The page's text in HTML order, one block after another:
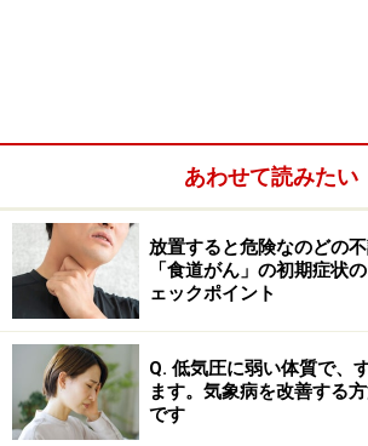
「扇風機の風に当たりすぎ
当か？ 都市伝説の真偽
かつて、「Fan Death（扇風機死）」
題になったことがあります。「寝てい
けっぱなしにすると、低体温症になり
話です。
あわせて読みたい
放置すると危険なのどの
「食道がん」の初期症状
ェックポイント
Q. 低気圧に弱い体質で、
ます。気象病を改善する
です